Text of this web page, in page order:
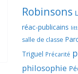
Robinsons
réac-publicains
salle de classe
Triguel Précarité
philosophie